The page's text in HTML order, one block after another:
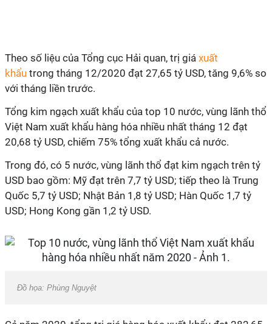
Theo số liệu của Tổng cục Hải quan, trị giá xuất
khẩu trong tháng 12/2020 đạt 27,65 tỷ USD, tăng 9,6% so
với tháng liền trước.
Tổng kim ngạch xuất khẩu của top 10 nước, vùng lãnh thổ
Việt Nam xuất khẩu hàng hóa nhiều nhất tháng 12 đạt
20,68 tỷ USD, chiếm 75% tổng xuất khẩu cả nước.
Trong đó, có 5 nước, vùng lãnh thổ đạt kim ngạch trên tỷ
USD bao gồm: Mỹ đạt trên 7,7 tỷ USD; tiếp theo là Trung
Quốc 5,7 tỷ USD; Nhật Bản 1,8 tỷ USD; Hàn Quốc 1,7 tỷ
USD; Hong Kong gần 1,2 tỷ USD.
Đồ họa: Phùng Nguyệt